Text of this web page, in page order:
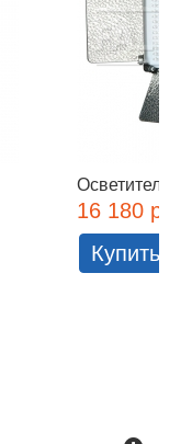
Осветитель
16 180 руб
Купить